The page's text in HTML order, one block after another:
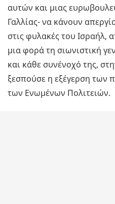
αυτών και μιας
Γαλλίας- να κάνουν
στις φυλακές του Ισραήλ,
μια φορά τη σιωνιστική
και κάθε συνένοχό της,
ξεσπούσε η εξέγερση των
των Ενωμένων Πολιτειών.